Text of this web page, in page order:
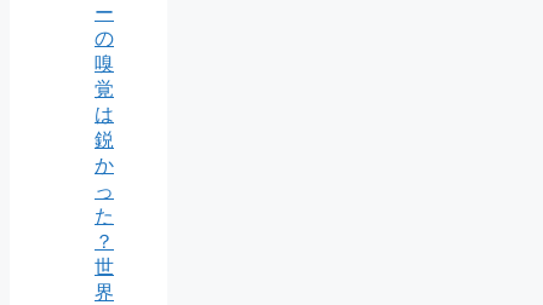
ー
の
嗅
覚
は
鋭
か
っ
た
？
世
界